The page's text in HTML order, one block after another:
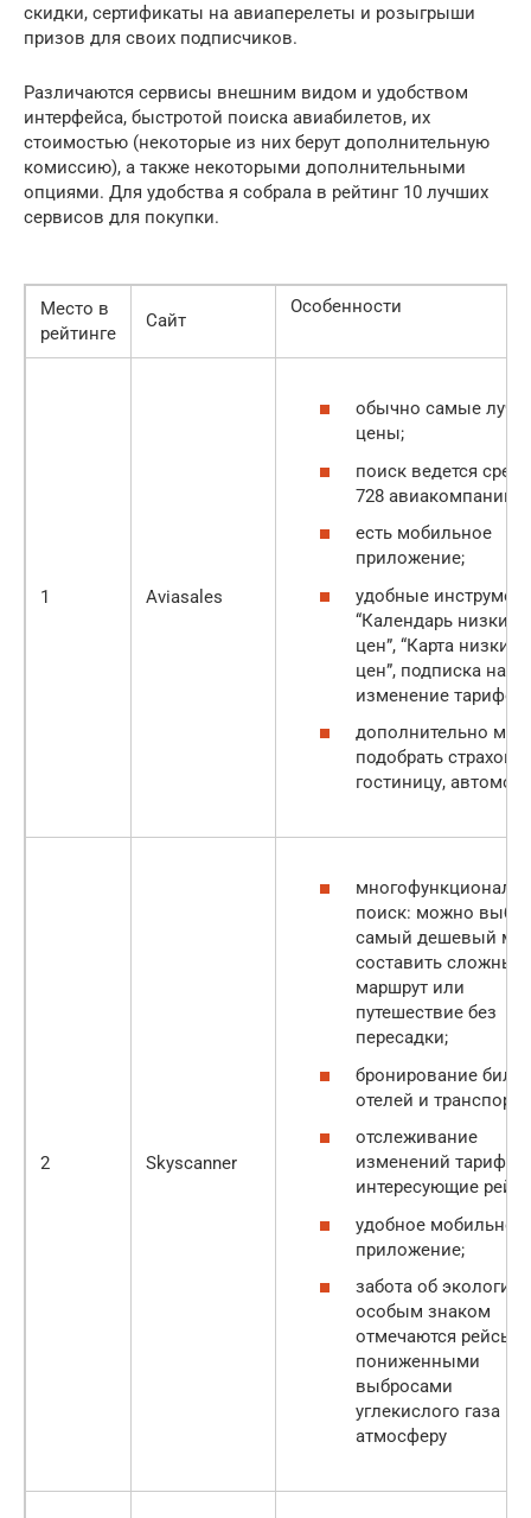
скидки, сертификаты на авиаперелеты и розыгрыши
призов для своих подписчиков.
Различаются сервисы внешним видом и удобством
интерфейса, быстротой поиска авиабилетов, их
стоимостью (некоторые из них берут дополнительную
комиссию), а также некоторыми дополнительными
опциями. Для удобства я собрала в рейтинг 10 лучших
сервисов для покупки.
Место в
рейтинге
Сайт
Особенности
1 Aviasales
обычно самые
цены;
поиск ведется среди
728 авиакомпаний;
есть мобильное
приложение;
удобные
“Календарь низких
цен”, “Карта низких
цен”, подписка на
изменение тарифов;
дополнительно
подобрать
гостиницу,
2 Skyscanner
поиск: можно
самый дешевый
составить сложный
маршрут или
путешествие без
пересадки;
бронирование
отелей и транспорта;
отслеживание
изменений тарифов
интересующие
удобное мобильное
приложение;
забота об экологии
особым знаком
отмечаются рейсы с
пониженными
выбросами
углекислого газа в
атмосферу